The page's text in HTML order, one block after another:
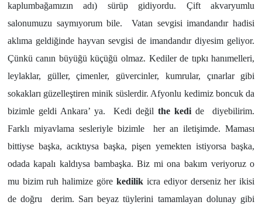
kaplumbağamızın adı) sürüp gidiyordu. Çift akvaryumlu
salonumuzu saymıyorum bile. Vatan sevgisi imandandır hadisi
aklıma geldiğinde hayvan sevgisi de imandandır diyesim geliyor.
Çünkü canın büyüğü küçüğü olmaz. Kediler de tıpkı hanımelleri,
leylaklar, güller, çimenler, güvercinler, kumrular, çınarlar gibi
sokakları güzelleştiren minik süslerdir. Afyonlu kedimiz boncuk da
bizimle geldi Ankara’ ya. Kedi değilthe kedide diyebilirim.
Farklı miyavlama sesleriyle bizimle her an iletişimde. Maması
bittiyse başka, acıktıysa başka, pişen yemekten istiyorsa başka,
odada kapalı kaldıysa bambaşka. Biz mi ona bakım veriyoruz o
mu bizim ruh halimize göre kedilik icra ediyor derseniz her ikisi
de doğru derim. Sarı beyaz tüylerini tamamlayan dolunay gibi